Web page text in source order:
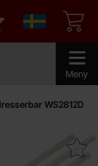
Meny
Sverige
favoriter
WS2812D
5mm